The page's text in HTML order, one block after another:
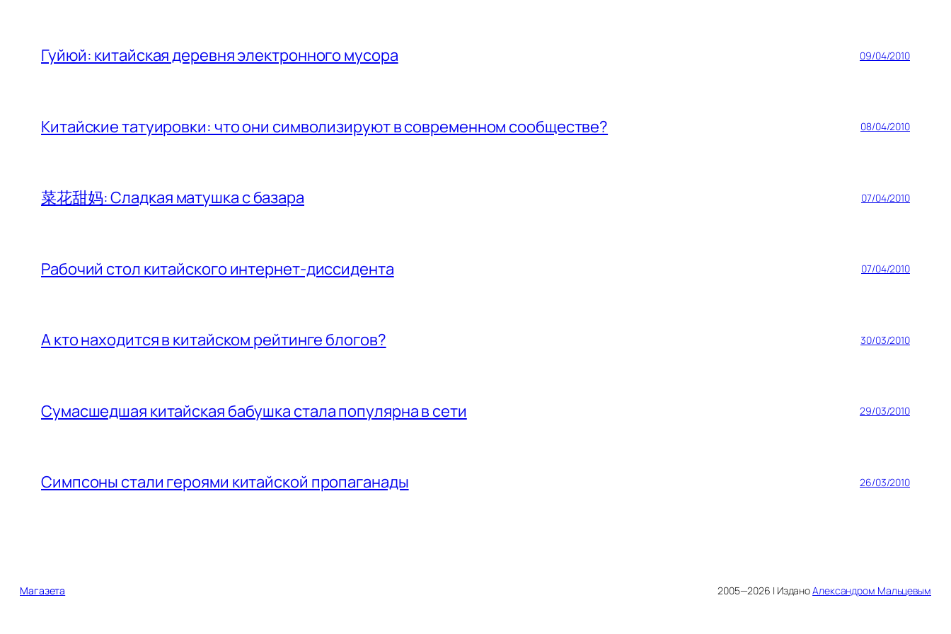
Гуйюй: китайская деревня электронного мусора 09/04/2010
Китайские татуировки: что они символизируют в современном сообществе? 08/04/2010
菜花甜妈: Сладкая матушка с базара 07/04/2010
Рабочий стол китайского интернет-диссидента 07/04/2010
А кто находится в китайском рейтинге блогов? 30/03/2010
Сумасшедшая китайская бабушка стала популярна в сети 29/03/2010
Симпсоны стали героями китайской пропаганады 26/03/2010
Магазета 2005—2026 | ИзданоАлександром Мальцевым